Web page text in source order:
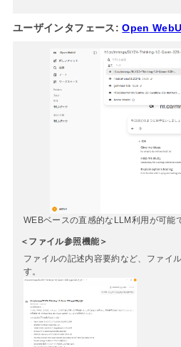
ユーザインタフェース:Open
WEBベースの直感的なLLM利用が可能
＜ファイル参照機能＞
ファイルの記述内容要約など、ファイ
す。